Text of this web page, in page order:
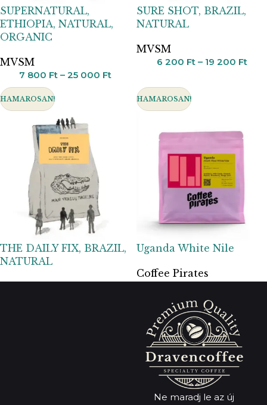
SUPERNATURAL,
ETHIOPIA, NATURAL,
ORGANIC
MVSM
7 800 Ft – 25 000 Ft
SURE SHOT, BRAZIL,
NATURAL
MVSM
6 200 Ft – 19 200 Ft
HAMAROSAN!
THE DAILY FIX, BRAZIL,
NATURAL
HAMAROSAN!
Uganda White Nile
Coffee Pirates
Ne maradj le az új